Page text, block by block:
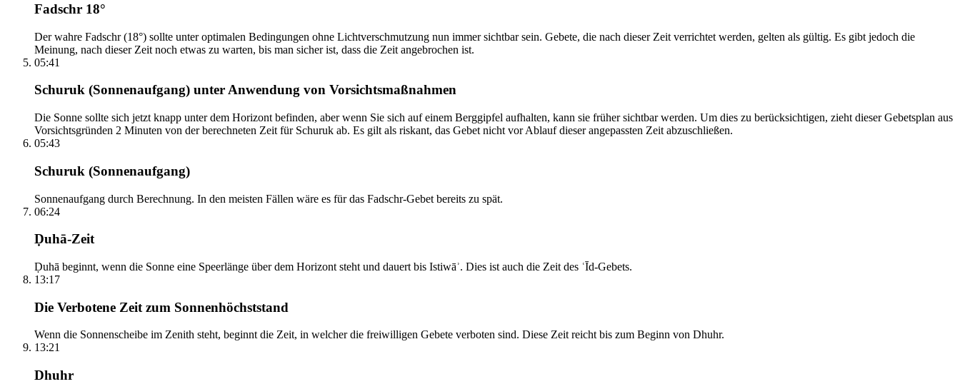
Fadschr 18°
Der wahre Fadschr (18°) sollte unter optimalen Bedingungen ohne Lichtverschmutzung nun immer sichtbar sein. Gebete, die nach dieser Zeit verrichtet werden, gelten als gültig. Es gibt jedoch die
Meinung, nach dieser Zeit noch etwas zu warten, bis man sicher ist, dass die Zeit angebrochen ist.
05:41
Schuruk (Sonnenaufgang) unter Anwendung von Vorsichtsmaßnahmen
Die Sonne sollte sich jetzt knapp unter dem Horizont befinden, aber wenn Sie sich auf einem Berggipfel aufhalten, kann sie früher sichtbar werden. Um dies zu berücksichtigen, zieht dieser Gebetsplan aus
Vorsichtsgründen 2 Minuten von der berechneten Zeit für Schuruk ab. Es gilt als riskant, das Gebet nicht vor Ablauf dieser angepassten Zeit abzuschließen.
05:43
Schuruk (Sonnenaufgang)
Sonnenaufgang durch Berechnung. In den meisten Fällen wäre es für das Fadschr-Gebet bereits zu spät.
06:24
Ḍuhā-Zeit
Ḍuhā beginnt, wenn die Sonne eine Speerlänge über dem Horizont steht und dauert bis Istiwāʾ. Dies ist auch die Zeit des ʿĪd-Gebets.
13:17
Die Verbotene Zeit zum Sonnenhöchststand
Wenn die Sonnenscheibe im Zenith steht, beginnt die Zeit, in welcher die freiwilligen Gebete verboten sind. Diese Zeit reicht bis zum Beginn von Dhuhr.
13:21
Dhuhr